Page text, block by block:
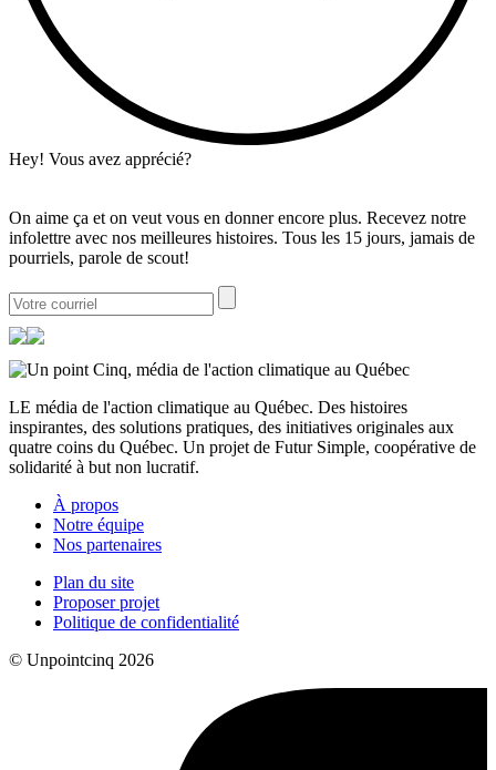
Hey! Vous avez apprécié?
On aime ça et on veut vous en donner encore plus. Recevez notre
infolettre avec nos meilleures histoires. Tous les 15 jours, jamais de
pourriels, parole de scout!
LE média de l'action climatique au Québec. Des histoires
inspirantes, des solutions pratiques, des initiatives originales aux
quatre coins du Québec. Un projet de Futur Simple, coopérative de
solidarité à but non lucratif.
À propos
Notre équipe
Nos partenaires
Plan du site
Proposer projet
Politique de confidentialité
© Unpointcinq 2026